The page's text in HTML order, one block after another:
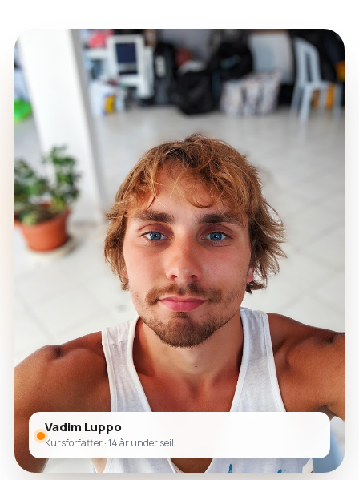
Vadim Luppo
Kursforfatter · 14 år under seil